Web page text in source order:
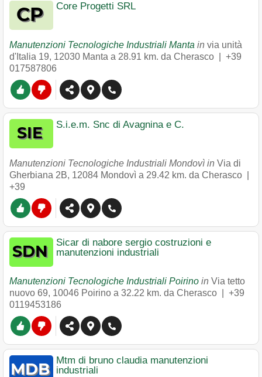
Core Progetti SRL
Manutenzioni Tecnologiche Industriali Manta in via unità
d'Italia 19, 12030 Manta a 28.91 km. da Cherasco | +39
017587806
S.i.e.m. Snc di Avagnina e C.
Manutenzioni Tecnologiche Industriali Mondovì in Via di
Gherbiana 2B, 12084 Mondovì a 29.42 km. da Cherasco |
+39
Sicar di nabore sergio costruzioni e
manutenzioni industriali
Manutenzioni Tecnologiche Industriali Poirino in Via tetto
nuovo 69, 10046 Poirino a 32.22 km. da Cherasco | +39
0119453186
Mtm di bruno claudia manutenzioni
industriali